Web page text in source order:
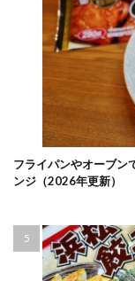
フライパンやオーブン
ンジ（2026年更新）